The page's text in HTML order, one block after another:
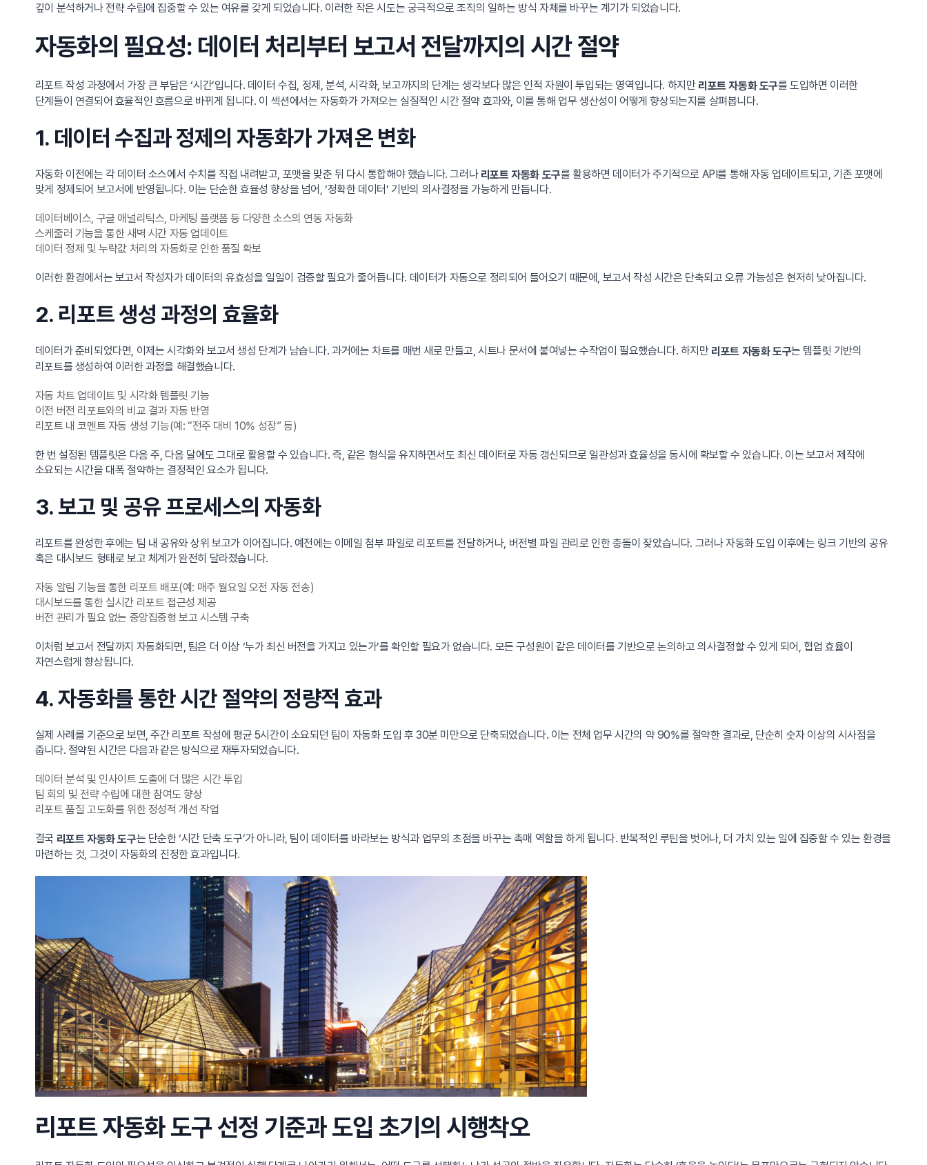
깊이 분석하거나 전략 수립에 집중할 수 있는 여유를 갖게 되었습니다. 이러한 작은 시도는 궁극적으로 조직의 일하는 방식 자체를 바꾸는 계기가 되었습니다.
자동화의 필요성: 데이터 처리부터 보고서 전달까지의 시간 절약
리포트 작성 과정에서 가장 큰 부담은 ‘시간’입니다. 데이터 수집, 정제, 분석, 시각화, 보고까지의 단계는 생각보다 많은 인적 자원이 투입되는 영역입니다. 하지만 리포트 자동화 도구를 도입하면 이러한
단계들이 연결되어 효율적인 흐름으로 바뀌게 됩니다. 이 섹션에서는 자동화가 가져오는 실질적인 시간 절약 효과와, 이를 통해 업무 생산성이 어떻게 향상되는지를 살펴봅니다.
1. 데이터 수집과 정제의 자동화가 가져온 변화
자동화 이전에는 각 데이터 소스에서 수치를 직접 내려받고, 포맷을 맞춘 뒤 다시 통합해야 했습니다. 그러나 리포트 자동화 도구를 활용하면 데이터가 주기적으로 API를 통해 자동 업데이트되고, 기존 포맷에
맞게 정제되어 보고서에 반영됩니다. 이는 단순한 효율성 향상을 넘어, ‘정확한 데이터’ 기반의 의사결정을 가능하게 만듭니다.
데이터베이스, 구글 애널리틱스, 마케팅 플랫폼 등 다양한 소스의 연동 자동화
스케줄러 기능을 통한 새벽 시간 자동 업데이트
데이터 정제 및 누락값 처리의 자동화로 인한 품질 확보
이러한 환경에서는 보고서 작성자가 데이터의 유효성을 일일이 검증할 필요가 줄어듭니다. 데이터가 자동으로 정리되어 들어오기 때문에, 보고서 작성 시간은 단축되고 오류 가능성은 현저히 낮아집니다.
2. 리포트 생성 과정의 효율화
데이터가 준비되었다면, 이제는 시각화와 보고서 생성 단계가 남습니다. 과거에는 차트를 매번 새로 만들고, 시트나 문서에 붙여넣는 수작업이 필요했습니다. 하지만 리포트 자동화 도구는 템플릿 기반의
리포트를 생성하여 이러한 과정을 해결했습니다.
자동 차트 업데이트 및 시각화 템플릿 기능
이전 버전 리포트와의 비교 결과 자동 반영
리포트 내 코멘트 자동 생성 기능(예: “전주 대비 10% 성장” 등)
한 번 설정된 템플릿은 다음 주, 다음 달에도 그대로 활용할 수 있습니다. 즉, 같은 형식을 유지하면서도 최신 데이터로 자동 갱신되므로 일관성과 효율성을 동시에 확보할 수 있습니다. 이는 보고서 제작에
소요되는 시간을 대폭 절약하는 결정적인 요소가 됩니다.
3. 보고 및 공유 프로세스의 자동화
리포트를 완성한 후에는 팀 내 공유와 상위 보고가 이어집니다. 예전에는 이메일 첨부 파일로 리포트를 전달하거나, 버전별 파일 관리로 인한 충돌이 잦았습니다. 그러나 자동화 도입 이후에는 링크 기반의 공유
혹은 대시보드 형태로 보고 체계가 완전히 달라졌습니다.
자동 알림 기능을 통한 리포트 배포(예: 매주 월요일 오전 자동 전송)
대시보드를 통한 실시간 리포트 접근성 제공
버전 관리가 필요 없는 중앙집중형 보고 시스템 구축
이처럼 보고서 전달까지 자동화되면, 팀은 더 이상 ‘누가 최신 버전을 가지고 있는가’를 확인할 필요가 없습니다. 모든 구성원이 같은 데이터를 기반으로 논의하고 의사결정할 수 있게 되어, 협업 효율이
자연스럽게 향상됩니다.
4. 자동화를 통한 시간 절약의 정량적 효과
실제 사례를 기준으로 보면, 주간 리포트 작성에 평균 5시간이 소요되던 팀이 자동화 도입 후 30분 미만으로 단축되었습니다. 이는 전체 업무 시간의 약 90%를 절약한 결과로, 단순히 숫자 이상의 시사점을
줍니다. 절약된 시간은 다음과 같은 방식으로 재투자되었습니다.
데이터 분석 및 인사이트 도출에 더 많은 시간 투입
팀 회의 및 전략 수립에 대한 참여도 향상
리포트 품질 고도화를 위한 정성적 개선 작업
결국 리포트 자동화 도구는 단순한 ‘시간 단축 도구’가 아니라, 팀이 데이터를 바라보는 방식과 업무의 초점을 바꾸는 촉매 역할을 하게 됩니다. 반복적인 루틴을 벗어나, 더 가치 있는 일에 집중할 수 있는 환경을
마련하는 것, 그것이 자동화의 진정한 효과입니다.
리포트 자동화 도구 선정 기준과 도입 초기의 시행착오